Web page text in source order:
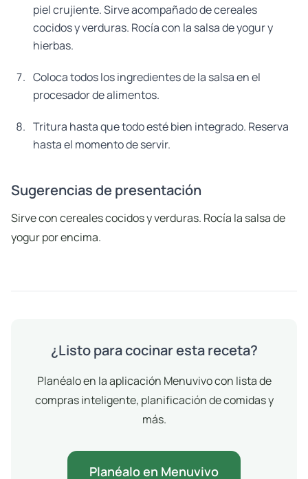
piel crujiente. Sirve acompañado de cereales
cocidos y verduras. Rocía con la salsa de yogur y
hierbas.
Coloca todos los ingredientes de la salsa en el
procesador de alimentos.
Tritura hasta que todo esté bien integrado. Reserva
hasta el momento de servir.
Sugerencias de presentación
Sirve con cereales cocidos y verduras. Rocía la salsa de
yogur por encima.
¿Listo para cocinar esta receta?
Planéalo en la aplicación Menuvivo con lista de
compras inteligente, planificación de comidas y
más.
Planéalo en Menuvivo